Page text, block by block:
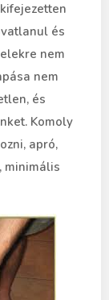
és
nem
nem
és
Komoly
apró,
minimális